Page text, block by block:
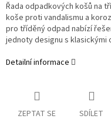
Řada odpadkových košů na
koše proti vandalismu a
pro tříděný odpad nabízí
jednoty designu s klasickými
Detailní informace
ZEPTAT SE SDÍLET